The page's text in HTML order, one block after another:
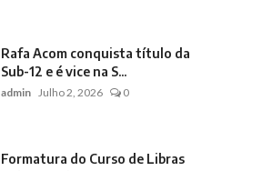
Rafa Acom conquista título da
Sub-12 e é vice na S...
admin Julho 2, 2026 0
Formatura do Curso de Libras